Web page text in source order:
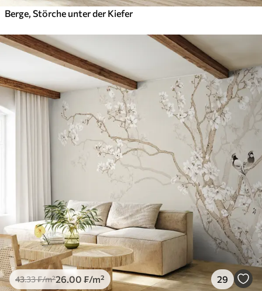
Berge, Störche unter der Kiefer
43.33₣/m²26.00 ₣/m² 29